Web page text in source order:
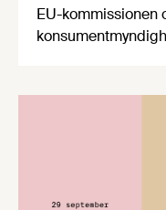
EU-kommissionen